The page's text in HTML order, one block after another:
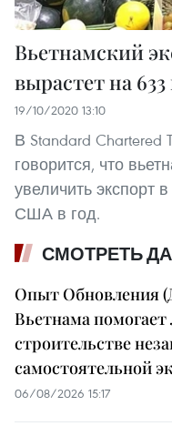
Вьетнамский
вырастет на
19/10/2020 13:10
В Standard Chartered
говорится, что
увеличить экспорт
США в год.
СМОТРЕТЬ
Опыт Обновления
Вьетнама помогает
строительстве
самостоятельной
06/08/2026 15:17